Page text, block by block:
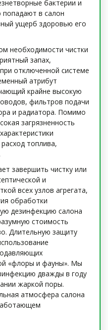
бактерии и
в салон
ущерб здоровью его
необходимости чистки
запах,
отключенной системе
атрибут
крайне высокую
фильтров подачи
и радиатора. Помимо
загрязненность
топлива,
завершить чистку или
и
всех узлов агрегата,
обработки
дезинфекцию салона
стоимость
Длительную защиту
«флоры и фауны». Мы
дважды в году
жаркой поры.
атмосфера салона